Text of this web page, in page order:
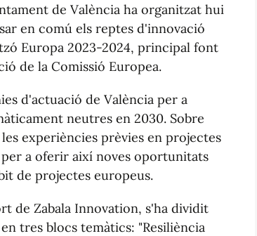
de València ha organitzat hui
en comú els reptes d'innovació
Europa 2023-2024, principal font
de la Comissió Europea.
d'actuació de València per a
neutres en 2030. Sobre
experiències prèvies en projectes
a oferir així noves oportunitats
de projectes europeus.
de Zabala Innovation, s'ha dividit
tres blocs temàtics: "Resiliència